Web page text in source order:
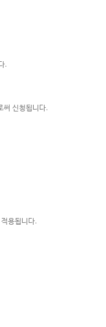
.
써 신청됩니다.
용됩니다.